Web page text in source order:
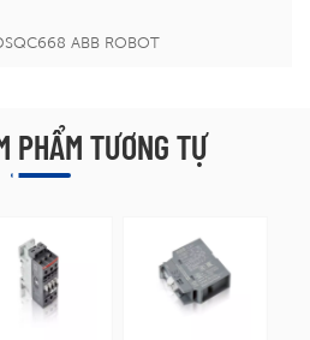
ABB ROBOT
PHẨM TƯƠNG TỰ